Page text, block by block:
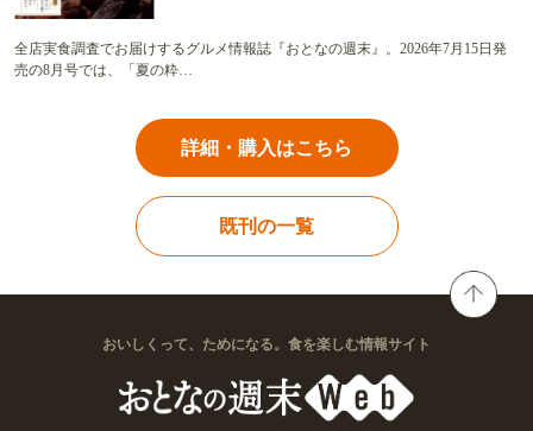
全店実食調査でお届けするグルメ情報誌『おとなの週末』。2026年7月15日発
売の8月号では、「夏の粋…
詳細・購入はこちら
既刊の一覧
おいしくって、ためになる。食を楽しむ情報サイト